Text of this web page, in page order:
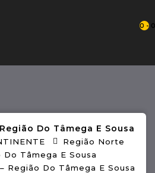
0 -
Do Tâmega E Sousa
Região Norte
Do Tâmega E Sousa
Região Do Tâmega E Sousa